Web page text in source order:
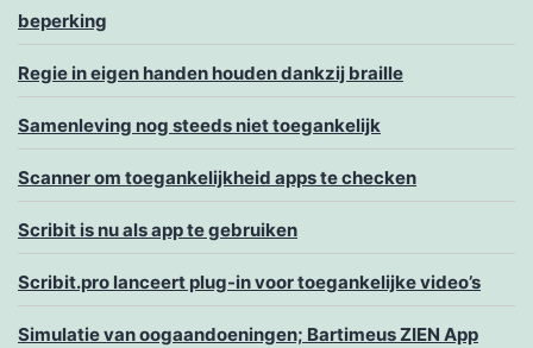
beperking
Regie in eigen handen houden dankzij braille
Samenleving nog steeds niet toegankelijk
Scanner om toegankelijkheid apps te checken
Scribit is nu als app te gebruiken
Scribit.pro lanceert plug-in voor toegankelijke video’s
Simulatie van oogaandoeningen; Bartimeus ZIEN App